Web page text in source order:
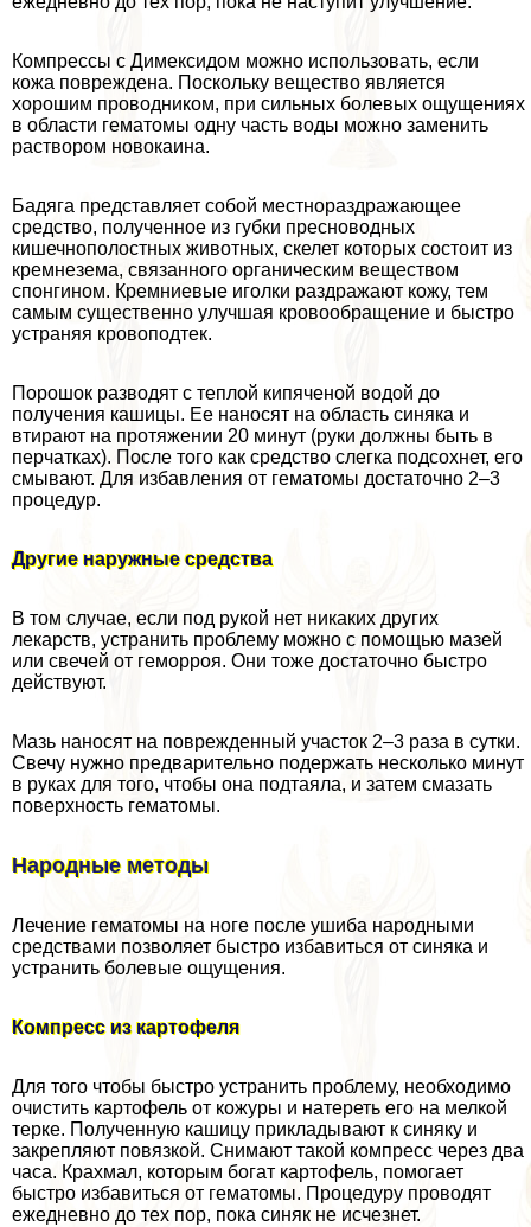
Компрессы с Димексидом можно использовать, если
кожа повреждена. Поскольку вещество является
хорошим проводником, при сильных болевых ощущениях
в области гематомы одну часть воды можно заменить
раствором новокаина.
Бадяга представляет собой местнораздражающее
средство, полученное из губки пресноводных
кишечнополостных животных, скелет которых состоит из
кремнезема, связанного органическим веществом
спонгином. Кремниевые иголки раздражают кожу, тем
самым существенно улучшая кровообращение и быстро
устраняя кровоподтек.
Порошок разводят с теплой кипяченой водой до
получения кашицы. Ее наносят на область синяка и
втирают на протяжении 20 минут (руки должны быть в
перчатках). После того как средство слегка подсохнет, его
смывают. Для избавления от гематомы достаточно 2–3
процедур.
Другие наружные средства
В том случае, если под рукой нет никаких других
лекарств, устранить проблему можно с помощью мазей
или свечей от геморроя. Они тоже достаточно быстро
действуют.
Мазь наносят на поврежденный участок 2–3 раза в сутки.
Свечу нужно предварительно подержать несколько минут
в руках для того, чтобы она подтаяла, и затем смазать
поверхность гематомы.
Народные методы
Лечение гематомы на ноге после ушиба народными
средствами позволяет быстро избавиться от синяка и
устранить болевые ощущения.
Компресс из картофеля
Для того чтобы быстро устранить проблему, необходимо
очистить картофель от кожуры и натереть его на мелкой
терке. Полученную кашицу прикладывают к синяку и
закрепляют повязкой. Снимают такой компресс через два
часа. Крахмал, которым богат картофель, помогает
быстро избавиться от гематомы. Процедуру проводят
ежедневно до тех пор, пока синяк не исчезнет.